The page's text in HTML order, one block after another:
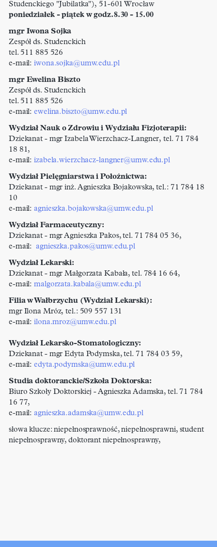
Studenckiego "Jubilatka"), 51-601 Wrocław
poniedziałek - piątek w godz.8.30 - 15.00
mgr Iwona Sojka
Zespół ds. Studenckich
tel. 511 885 526
e-mail:iwona.sojka@umw.edu.pl
mgr Ewelina Biszto
Zespół ds. Studenckich
tel. 511 885 526
e-mail:ewelina.biszto@umw.edu.pl
WydziałNauk o Zdrowiu i Wydziału Fizjoterapii:
Dziekanat - mgr Izabela Wierzchacz-Langner, tel. 71 784
18 81,
e-mail:izabela.wierzchacz-langner@umw.edu.pl
Wydział Pielęgniarstwa i Położnictwa:
Dziekanat - mgr inż. Agnieszka Bojakowska, tel.: 71 784 18
10
e-mail:agnieszka.bojakowska@umw.edu.pl
Wydział Farmaceutyczny:
Dziekanat - mgr Agnieszka Pakos, tel. 71 784 05 36,
e-mail:agnieszka.pakos@umw.edu.pl
Wydział Lekarski:
Dziekanat - mgr Małgorzata Kabała, tel. 784 16 64,
e-mail:malgorzata.kabala@umw.edu.pl
Filia w Wałbrzychu (Wydział Lekarski):
mgr Ilona Mróz, tel.: 509 557 131
e-mail:ilona.mroz@umw.edu.pl
Wydział Lekarsko-Stomatologiczny:
Dziekanat - mgr Edyta Podymska, tel. 71 784 03 59,
e-mail:edyta.podymska@umw.edu.pl
Studia doktoranckie/Szkoła Doktorska:
Biuro Szkoły Doktorskiej - Agnieszka Adamska, tel. 71 784
16 77,
e-mail:agnieszka.adamska@umw.edu.pl
słowa klucze: niepełnosprawność, niepełnosprawni, student
niepełnosprawny, doktorant niepełnosprawny,